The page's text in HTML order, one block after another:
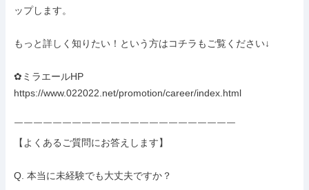
ップします。
もっと詳しく知りたい！という方はコチラもご覧ください↓
✿ミラエールHP
https://www.022022.net/promotion/career/index.html
￣￣￣￣￣￣￣￣￣￣￣￣￣￣￣￣￣￣￣￣￣￣￣
【よくあるご質問にお答えします】
Q. 本当に未経験でも大丈夫ですか？